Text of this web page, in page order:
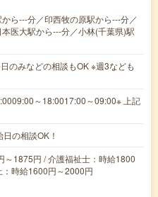
ら---分／印西牧の原駅から---分／
医大駅から---分／小林(千葉県)駅
のみなどの相談もOK ※週3なども
～18:0017:00～09:00※ 上記
の相談OK！
～1875円 / 介護福祉士：時給1800
時給1600円～2000円